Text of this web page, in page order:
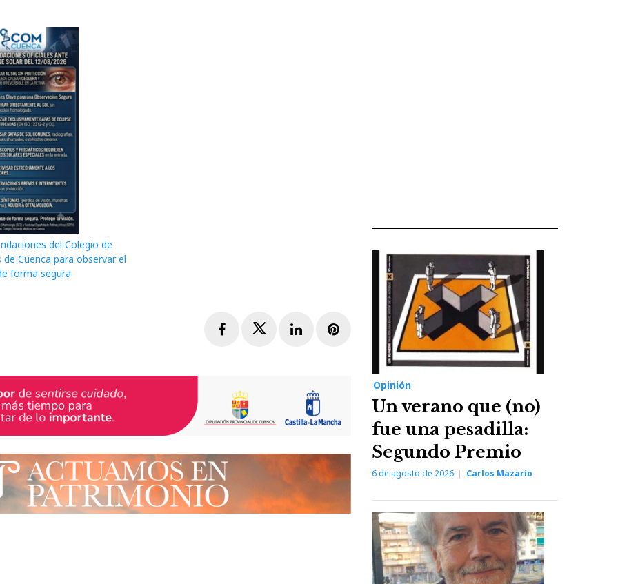
del Colegio de
de Cuenca para observar el
forma segura
FacebookTwitterLinkedInPinterest
Opinión
Un verano que (no)
fue una pesadilla:
Segundo Premio
6 de agosto de 2026 Carlos Mazarío